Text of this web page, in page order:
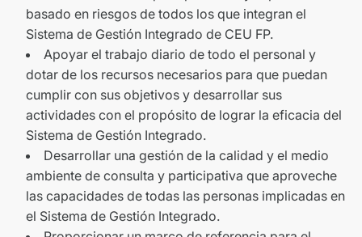
basado en riesgos de todos los que integran el
Sistema de Gestión Integrado de CEU FP.
Apoyar el trabajo diario de todo el personal y
dotar de los recursos necesarios para que puedan
cumplir con sus objetivos y desarrollar sus
actividades con el propósito de lograr la eficacia del
Sistema de Gestión Integrado.
Desarrollar una gestión de la calidad y el medio
ambiente de consulta y participativa que aproveche
las capacidades de todas las personas implicadas en
el Sistema de Gestión Integrado.